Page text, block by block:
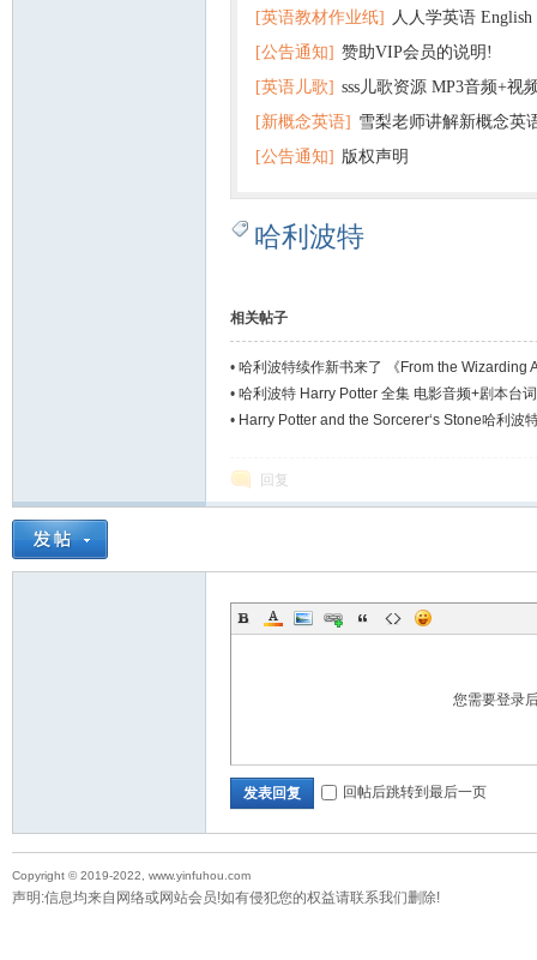
子版PDF全册 百度网盘
[英语教材作业纸] 人人学英语
版pdf 百度网盘下载
[公告通知] 赞助VIP会员的说明!
[英语儿歌] sss儿歌资源 MP3音频+视
百度云网盘下载
[新概念英语] 雪梨老师讲解新概念英
[公告通知] 版权声明
哈利波特
相关帖子
• 哈利波特续作新书来了 《From the Wizarding
• 哈利波特 Harry Potter 全集 电影音频+剧本台
• Harry Potter and the Sorcerer‘s Stone哈利波
回复
您需要登录
发表回复 回帖后跳转到最后一页
Copyright © 2019-2022, www.yinfuhou.com
声明:信息均来自网络或网站会员!如有侵犯您的权益请联系我们删除!